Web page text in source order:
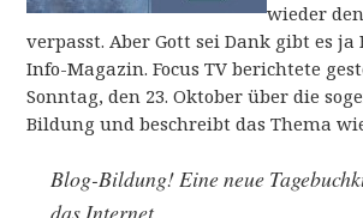
wieder
verpasst. Aber Gott sei Dank gibt es ja
Info-Magazin. Focus TV berichtete
Sonntag, den 23. Oktober über die
Bildung und beschreibt das Thema
Blog-Bildung! Eine neue
das Internet